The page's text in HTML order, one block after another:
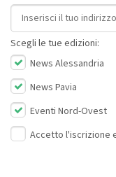
Indirizzo email
Scegli le tue edizioni:
News Alessandria
News Pavia
Eventi Nord-Ovest
Accetto l'iscrizione